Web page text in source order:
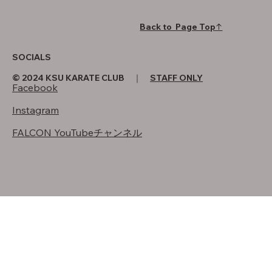
SOCIALS
Facebook
Instagram
FALCON YouTubeチャンネル
Back to Page Top↑
© 2024 KSU KARATE CLUB ｜ STAFF ONLY